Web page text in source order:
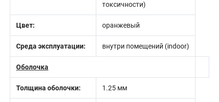
токсичности)
Цвет: оранжевый
Среда эксплуатации: внутри помещений (indoor)
Оболочка
Толщина оболочки: 1.25 мм